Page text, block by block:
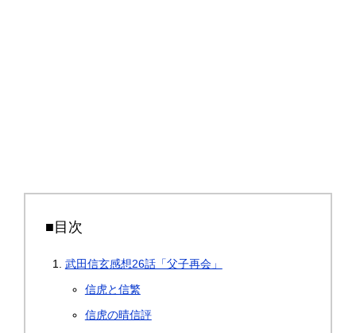
■目次
武田信玄感想26話「父子再会」
信虎と信繁
信虎の晴信評